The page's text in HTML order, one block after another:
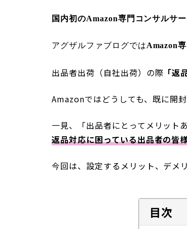
国内初のAmazon専門コンサルサ
アグザルファブログではAmazon
出品者出荷（自社出荷）の際 「返
Amazonではどうしても、既に開
一見、「出品者にとってメリット
返品対応に困っている出品者の皆
今回は、設定するメリット、デメ
目次